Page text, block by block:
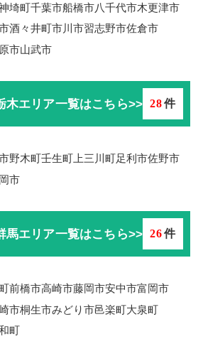
埼町千葉市船橋市八千代市木更津市
酒々井町市川市習志野市佐倉市
市山武市
木エリア一覧はこちら>> 28件
野木町壬生町 上三川町足利市佐野市
市
馬エリア一覧はこちら>> 26件
前橋市高崎市藤岡市安中市富岡市
市桐生市みどり市邑楽町大泉町
町